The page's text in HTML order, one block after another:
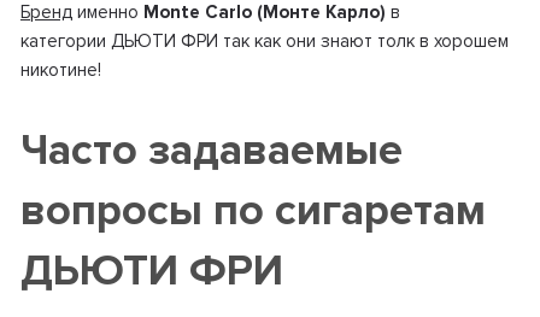
Брендименно Monte Carlo (Монте Карло) в
категории ДЬЮТИ ФРИ так как они знают толк в хорошем
никотине!
Часто задаваемые
вопросы по сигаретам
ДЬЮТИ ФРИ